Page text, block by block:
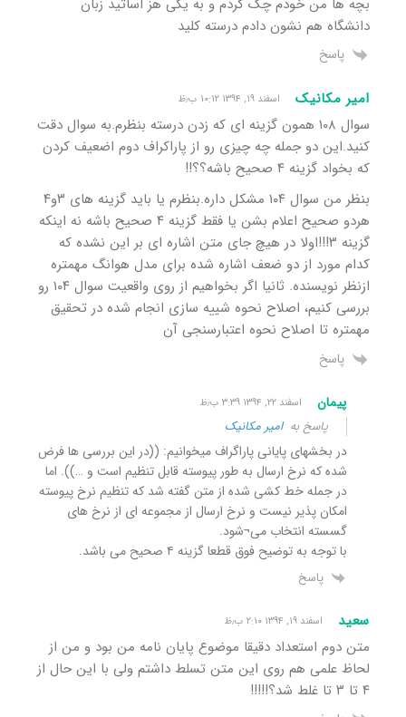
بچه ها من خودم چک کردم و به یکی هز اساتید زبان
دانشگاه هم نشون دادم درسته کلید
پاسخ
امیر مکانیک اسفند ۱۹, ۱۳۹۴ ۱۰:۱۲ ب٫ظ
سوال ۱۰۸ همون گزینه ای که زدن درسته بنظرم.به سوال دقت
کنید.این دو جمله چه چیزی رو از پاراکراف دوم اضعیف کردن
که بخواد گزینه ۴ صحیح باشه؟؟!!
بنظر من سوال ۱۰۴ مشکل داره.بنظرم یا باید گزینه های ۳و۴
هردو صحیح اعلام بشن یا فقط گزینه ۴ صحیح باشه نه اینکه
گزینه ۳!!!اولا در هیچ جای متن اشاره ای بر این نشده که
کدام مورد از دو ضعف اشاره شده برای مدل هوانگ مهمتره
ازنظر نویسنده. ثانیا اگر بخواهیم از روی واقعیت سوال ۱۰۴ رو
بررسی کنیم، اصلاح نحوه شییه سازی انجام شده در تحقیق
مهمتره تا اصلاح نحوه اعتبارسنجی آن
پاسخ
پیمان اسفند ۲۲, ۱۳۹۴ ۳:۳۹ ب٫ظ
پاسخ بهامیر مکانیک
در بخشهای پایانی پاراگراف میخوانیم: ((در این بررسی ها فرض
شده که نرخ ارسال به طور پیوسته قابل تنظیم است و …)). اما
در جمله خط کشی شده از متن گفته شد که تنظیم نرخ پیوسته
امکان پذیر نیست و نرخ ارسال از مجموعه ای از نرخ های
گسسته انتخاب می¬شود.
با توجه به توضیح فوق قطعا گزینه ۴ صحیح می باشد.
پاسخ
سعید اسفند ۱۹, ۱۳۹۴ ۲:۱۰ ب٫ظ
متن دوم استعداد دقیقا موضوع پایان نامه من بود و من از
لحاظ علمی هم روی این متن تسلط داشتم ولی با این حال از
۴ تا ۳ تا غلط شد؟!!!!!